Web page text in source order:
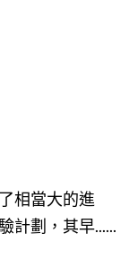
相當大的進
計劃，其早......